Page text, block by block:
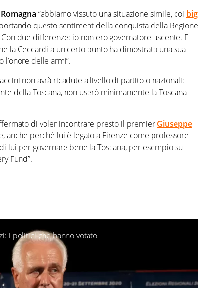
“abbiamo vissuto una situazione simile, coi big
questo sentiment della conquista della Regione
due differenze: io non ero governatore uscente. E
la Ceccardi a un certo punto ha dimostrato una sua
l’onore delle armi”.
non avrà ricadute a livello di partito o nazionali:
della Toscana, non userò minimamente la Toscana
di voler incontrare presto il premier Giuseppe
anche perché lui è legato a Firenze come professore
lui per governare bene la Toscana, per esempio su
Fund”.
i politici che hanno votato